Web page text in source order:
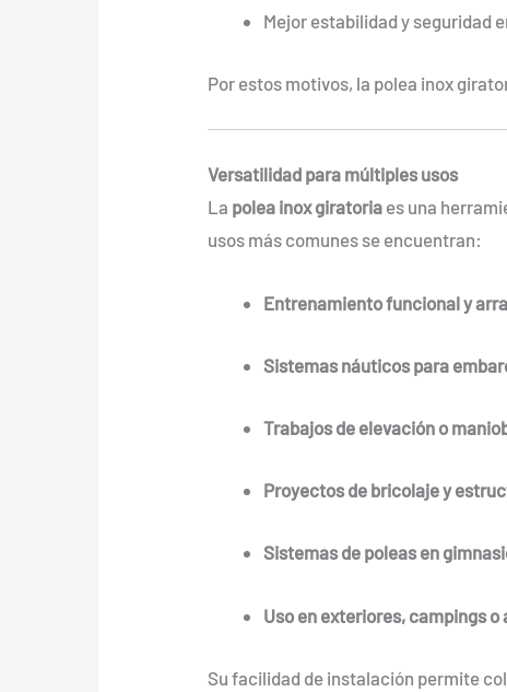
Mejor estabilidad y seguridad
Por estos motivos, la polea inox
Versatilidad para múltiples usos
La polea inox giratoria es una
usos más comunes se encuentran:
Entrenamiento funcional y
Sistemas náuticos para
Trabajos de elevación o
Proyectos de bricolaje y
Sistemas de poleas en
Uso en exteriores, campings
Su facilidad de instalación permite